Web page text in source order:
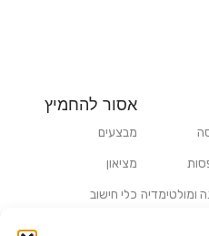
ומולטימדיה
אסור להחמיץ
מבצעים
מציאון
כלי חישוב